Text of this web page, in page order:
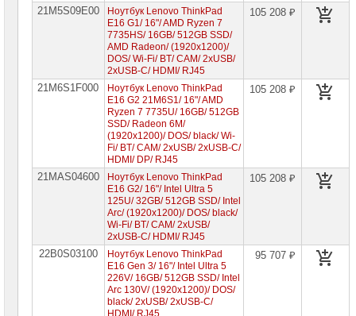
Lenovo
Lenovo
Yoga
21M5S09E00
Ноутбук Lenovo ThinkPad
E16 G1/ 16"/ AMD Ryzen 7
7735HS/ 16GB/ 512GB SSD/
AMD Radeon/ (1920x1200)/
DOS/ Wi-Fi/ BT/ CAM/ 2xUSB/
2xUSB-C/ HDMI/ RJ45
105 208 ₽
21M6S1F000
Ноутбук Lenovo ThinkPad
E16 G2 21M6S1/ 16"/ AMD
Ryzen 7 7735U/ 16GB/ 512GB
SSD/ Radeon 6M/
(1920x1200)/ DOS/ black/ Wi-
Fi/ BT/ CAM/ 2xUSB/ 2xUSB-C/
HDMI/ DP/ RJ45
105 208 ₽
21MAS04600
Ноутбук Lenovo ThinkPad
E16 G2/ 16"/ Intel Ultra 5
125U/ 32GB/ 512GB SSD/ Intel
Arc/ (1920x1200)/ DOS/ black/
Wi-Fi/ BT/ CAM/ 2xUSB/
2xUSB-C/ HDMI/ RJ45
105 208 ₽
22B0S03100
Ноутбук Lenovo ThinkPad
E16 Gen 3/ 16"/ Intel Ultra 5
226V/ 16GB/ 512GB SSD/ Intel
Arc 130V/ (1920x1200)/ DOS/
black/ 2xUSB/ 2xUSB-C/
HDMI/ RJ45
95 707 ₽